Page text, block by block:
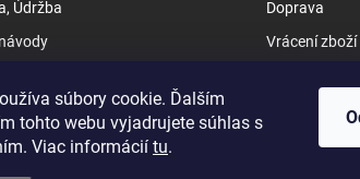
súbory cookie. Ďalším
tohto webu vyjadrujete súhlas s
Viac informácií tu.
Údržba
Doprava
Vrácení zboží
Ochrana